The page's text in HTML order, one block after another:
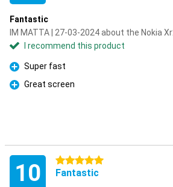
Fantastic
IM MATTA | 27-03-2024 about the Nokia
I recommend this product
Pro
Super fast
Pro
Great screen
10 5 stars
Fantastic